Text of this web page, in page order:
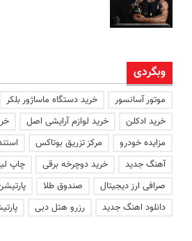
وبگردی
موتور آسانسور خرید دستگاه ماساژور بلکر
خرید ادکلن
خرید لوازم آرایشی اصل
مزایده خودرو
مرکز تزریق بوتاکس
آهنگ جدید
خرید دوچرخه برقی چاپ
صرافی ارز دیجیتال
صندوق طلا
دانلود اهنگ جدید
رزرو هتل دبی